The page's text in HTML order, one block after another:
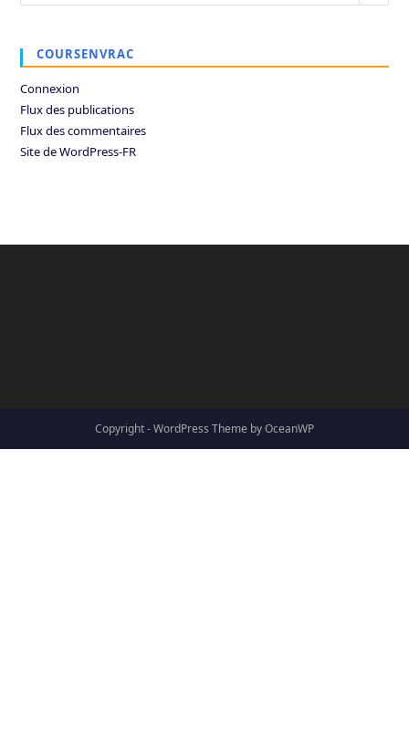
COURSENVRAC
Connexion
Flux des publications
Flux des commentaires
Site de WordPress-FR
Copyright - WordPress Theme by OceanWP